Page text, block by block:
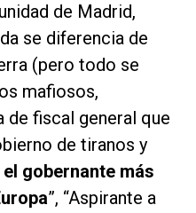
de Madrid,
se diferencia de
(pero todo se
mafiosos,
de fiscal general que
de tiranos y
gobernante más
”, “Aspirante a